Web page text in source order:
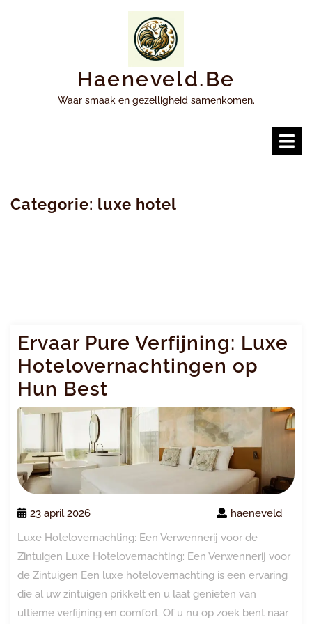
Haeneveld.be
Waar smaak en gezelligheid samenkomen.
Categorie: luxe hotel
Ervaar Pure Verfijning: Luxe
Hotelovernachtingen op
Hun Best
23 april 2026
haeneveld
Luxe Hotelovernachting: Een Verwennerij voor de
Zintuigen Luxe Hotelovernachting: Een Verwennerij voor
de Zintuigen Een luxe hotelovernachting is een ervaring
die al uw zintuigen prikkelt en u laat genieten van
ultieme verfijning en comfort. Of u nu op zoek bent naar